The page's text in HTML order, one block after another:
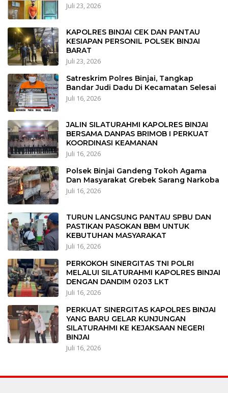
Juli 23, 2026
KAPOLRES BINJAI CEK DAN PANTAU
KESIAPAN PERSONIL POLSEK BINJAI
BARAT
Juli 23, 2026
Satreskrim Polres Binjai, Tangkap
Bandar Judi Dadu Di Kecamatan Selesai
Juli 16, 2026
JALIN SILATURAHMI KAPOLRES BINJAI
BERSAMA DANPAS BRIMOB I PERKUAT
KOORDINASI KEAMANAN
Juli 16, 2026
Polsek Binjai Gandeng Tokoh Agama
Dan Masyarakat Grebek Sarang Narkoba
Juli 16, 2026
TURUN LANGSUNG PANTAU SPBU DAN
PASTIKAN PASOKAN BBM UNTUK
KEBUTUHAN MASYARAKAT
Juli 16, 2026
PERKOKOH SINERGITAS TNI POLRI
MELALUI SILATURAHMI KAPOLRES BINJAI
DENGAN DANDIM 0203 LKT
Juli 16, 2026
PERKUAT SINERGITAS KAPOLRES BINJAI
YANG BARU GELAR KUNJUNGAN
SILATURAHMI KE KEJAKSAAN NEGERI
BINJAI
Juli 16, 2026